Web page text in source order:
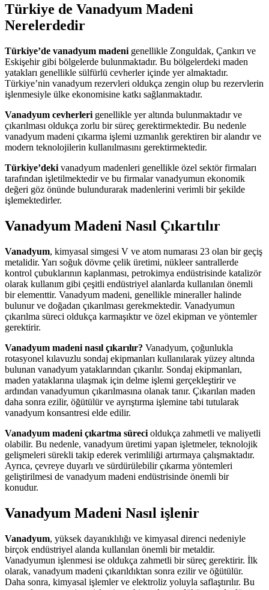
Türkiye de Vanadyum Madeni
Nerelerdedir
Türkiye’de vanadyum madeni genellikle Zonguldak, Çankırı ve
Eskişehir gibi bölgelerde bulunmaktadır. Bu bölgelerdeki maden
yatakları genellikle sülfürlü cevherler içinde yer almaktadır.
Türkiye’nin vanadyum rezervleri oldukça zengin olup bu rezervlerin
işlenmesiyle ülke ekonomisine katkı sağlanmaktadır.
Vanadyum cevherleri genellikle yer altında bulunmaktadır ve
çıkarılması oldukça zorlu bir süreç gerektirmektedir. Bu nedenle
vanadyum madeni çıkarma işlemi uzmanlık gerektiren bir alandır ve
modern teknolojilerin kullanılmasını gerektirmektedir.
Türkiye’deki vanadyum madenleri genellikle özel sektör firmaları
tarafından işletilmektedir ve bu firmalar vanadyumun ekonomik
değeri göz önünde bulundurarak madenlerini verimli bir şekilde
işlemektedirler.
Vanadyum Madeni Nasıl Çıkartılır
Vanadyum, kimyasal simgesi V ve atom numarası 23 olan bir geçiş
metalidir. Yarı soğuk dövme çelik üretimi, nükleer santrallerde
kontrol çubuklarının kaplanması, petrokimya endüstrisinde katalizör
olarak kullanım gibi çeşitli endüstriyel alanlarda kullanılan önemli
bir elementtir. Vanadyum madeni, genellikle mineraller halinde
bulunur ve doğadan çıkarılması gerekmektedir. Vanadyumun
çıkarılma süreci oldukça karmaşıktır ve özel ekipman ve yöntemler
gerektirir.
Vanadyum madeni nasıl çıkarılır? Vanadyum, çoğunlukla
rotasyonel kılavuzlu sondaj ekipmanları kullanılarak yüzey altında
bulunan vanadyum yataklarından çıkarılır. Sondaj ekipmanları,
maden yataklarına ulaşmak için delme işlemi gerçekleştirir ve
ardından vanadyumun çıkarılmasına olanak tanır. Çıkarılan maden
daha sonra ezilir, öğütülür ve ayrıştırma işlemine tabi tutularak
vanadyum konsantresi elde edilir.
Vanadyum madeni çıkartma süreci oldukça zahmetli ve maliyetli
olabilir. Bu nedenle, vanadyum üretimi yapan işletmeler, teknolojik
gelişmeleri sürekli takip ederek verimliliği artırmaya çalışmaktadır.
Ayrıca, çevreye duyarlı ve sürdürülebilir çıkarma yöntemleri
geliştirilmesi de vanadyum madeni endüstrisinde önemli bir
konudur.
Vanadyum Madeni Nasıl işlenir
Vanadyum, yüksek dayanıklılığı ve kimyasal direnci nedeniyle
birçok endüstriyel alanda kullanılan önemli bir metaldir.
Vanadyumun işlenmesi ise oldukça zahmetli bir süreç gerektirir. İlk
olarak, vanadyum madeni çıkarıldıktan sonra ezilir ve öğütülür.
Daha sonra, kimyasal işlemler ve elektroliz yoluyla saflaştırılır. Bu